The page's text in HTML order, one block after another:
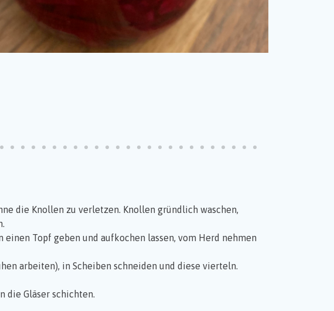
die Knollen zu verletzen. Knollen gründlich waschen,
einen Topf geben und aufkochen lassen, vom Herd nehmen
arbeiten), in Scheiben schneiden und diese vierteln.
Gläser schichten.